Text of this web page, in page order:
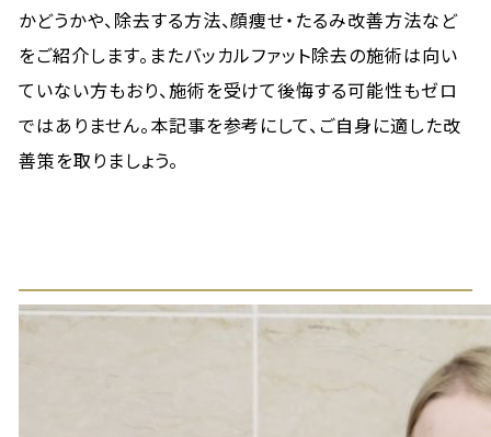
かどうかや、除去する方法、顔痩せ・たるみ改善方法など
をご紹介します。またバッカルファット除去の施術は向い
ていない方もおり、施術を受けて後悔する可能性もゼロ
ではありません。本記事を参考にして、ご自身に適した改
善策を取りましょう。